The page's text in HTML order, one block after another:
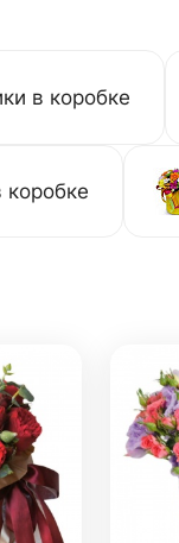
в коробке
коробке